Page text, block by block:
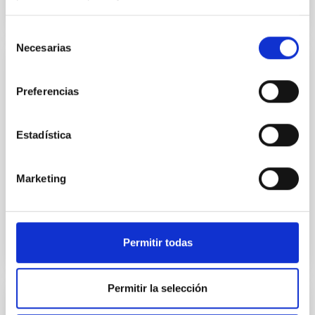
Necesarias
Preferencias
Estadística
Marketing
Permitir todas
Permitir la selección
Ingeniero/ a Informática_CELESTE PS-
Se convoca proceso selectivo para la contratación de
técnicas...
JOB